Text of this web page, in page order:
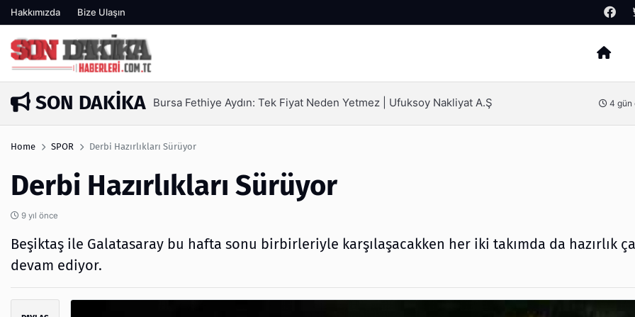
Hakkımızda Bize Ulaşın
Arama
SON DAKIKA
Neden Yetmez | Ufuksoy Nakliyat A.Ş 4 gün önceSEO Hizmeti Alırken Kandırılmamak İçin Bilinmesi
Home SPOR Derbi Hazırlıkları Sürüyor
Derbi Hazırlıkları Sürüyor
9 yıl önce
Beşiktaş ile Galatasaray bu hafta sonu birbirleriyle karşılaşacakken her iki takımda da hazırlık
devam ediyor.